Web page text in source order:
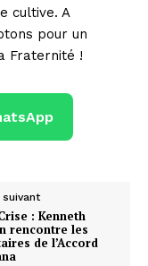
cultive. A
pour un
Fraternité !
: Kenneth
rencontre les
de l’Accord